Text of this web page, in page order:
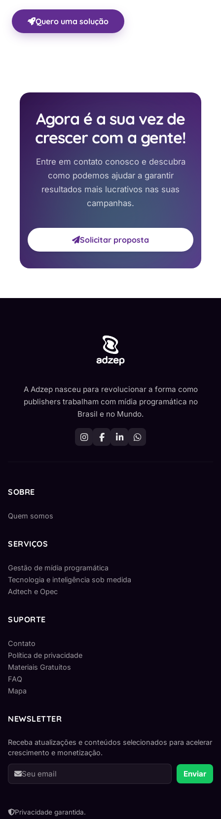
Quero uma solução
Agora é a sua vez de
crescer com a gente!
Entre em contato conosco e descubra
como podemos ajudar a garantir
resultados mais lucrativos nas suas
campanhas.
Solicitar proposta
A Adzep nasceu para revolucionar a forma como
publishers trabalham com mídia programática no
Brasil e no Mundo.
SOBRE
Quem somos
SERVIÇOS
Gestão de mídia programática
Tecnologia e inteligência sob medida
Adtech e Opec
SUPORTE
Contato
Política de privacidade
Materiais Gratuitos
FAQ
Mapa
NEWSLETTER
Receba atualizações e conteúdos selecionados para acelerar
crescimento e monetização.
Seu
e-
Enviar
Privacidade garantida.